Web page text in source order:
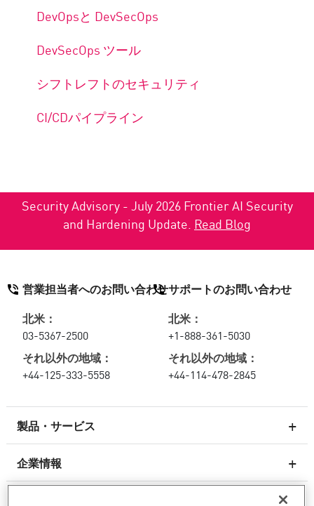
DevOpsと DevSecOps
DevSecOps ツール
シフトレフトのセキュリティ
CI/CDパイプライン
Security Advisory - July 2026 Frontier AI Security
and Hardening Update. Read Blog
製品・サービス
次世代ファイアウォール
企業情報
営業担当者へのお問い合わせ
北米：
03-5367-2500
それ以外の地域：
+44-125-333-5558
サポートのお問い合わせ
北米：
+1-888-361-5030
それ以外の地域：
+44-114-478-2845